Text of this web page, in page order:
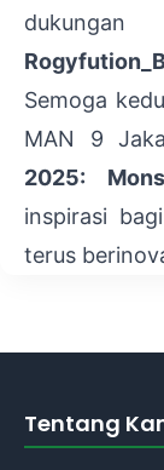
Semoga
MAN 9
2025:
inspirasi
terus
Tentang